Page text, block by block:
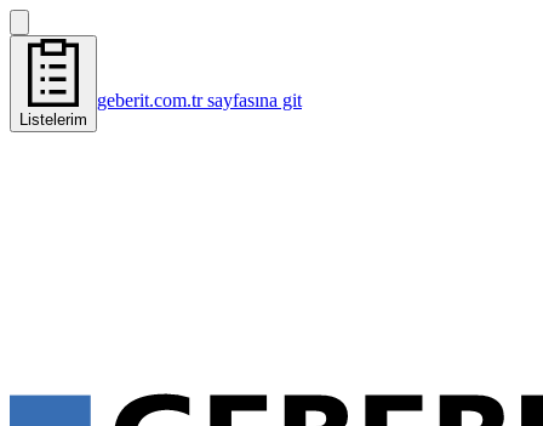
Listelerim
geberit.com.tr sayfasına git